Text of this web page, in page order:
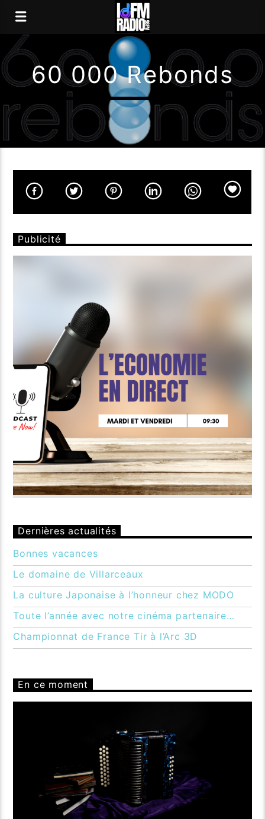
60 000 Rebonds
Publicité
Dernières actualités
Bonnes vacances
Le domaine de Villarceaux
La culture Japonaise à l’honneur chez MODO
Toute l’année avec notre cinéma partenaire…
Championnat de France Tir à l’Arc 3D
En ce moment